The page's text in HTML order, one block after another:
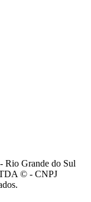
Rio Grande do Sul
© - CNPJ